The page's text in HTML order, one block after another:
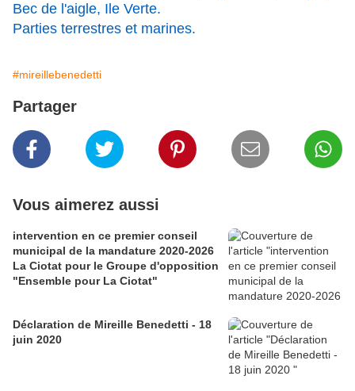
Bec de l'aigle, Ile Verte.
Parties terrestres et marines.
#mireillebenedetti
Partager
Vous aimerez aussi
intervention en ce premier conseil
municipal de la mandature 2020-2026
La Ciotat pour le Groupe d'opposition
"Ensemble pour La Ciotat"
Déclaration de Mireille Benedetti - 18
juin 2020